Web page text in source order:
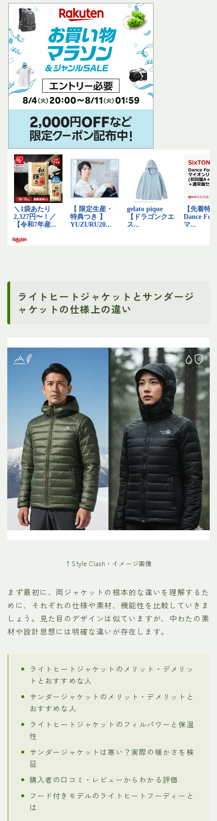
ライトヒートジャケットとサンダージ
ャケットの仕様上の違い
↑Style Clash・イメージ画像
まず最初に、両ジャケットの根本的な違いを理解するた
めに、それぞれの仕様や素材、機能性を比較していきま
しょう。見た目のデザインは似ていますが、中わたの素
材や設計思想には明確な違いが存在します。
ライトヒートジャケットのメリット・デメリッ
トとおすすめな人
サンダージャケットのメリット・デメリットと
おすすめな人
ライトヒートジャケットのフィルパワーと保温
性
サンダージャケットは寒い？実際の暖かさを検
証
購入者の口コミ・レビューからわかる評価
フード付きモデルのライトヒートフーディーと
は